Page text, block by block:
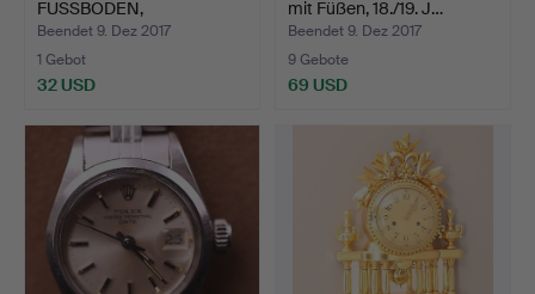
FUSSBODEN,
Holzgehäuse, reliefie…
Beendet 9. Dez 2017
1 Gebot
32 USD
mit Füßen, 18./19. J…
Beendet 9. Dez 2017
9 Gebote
69 USD